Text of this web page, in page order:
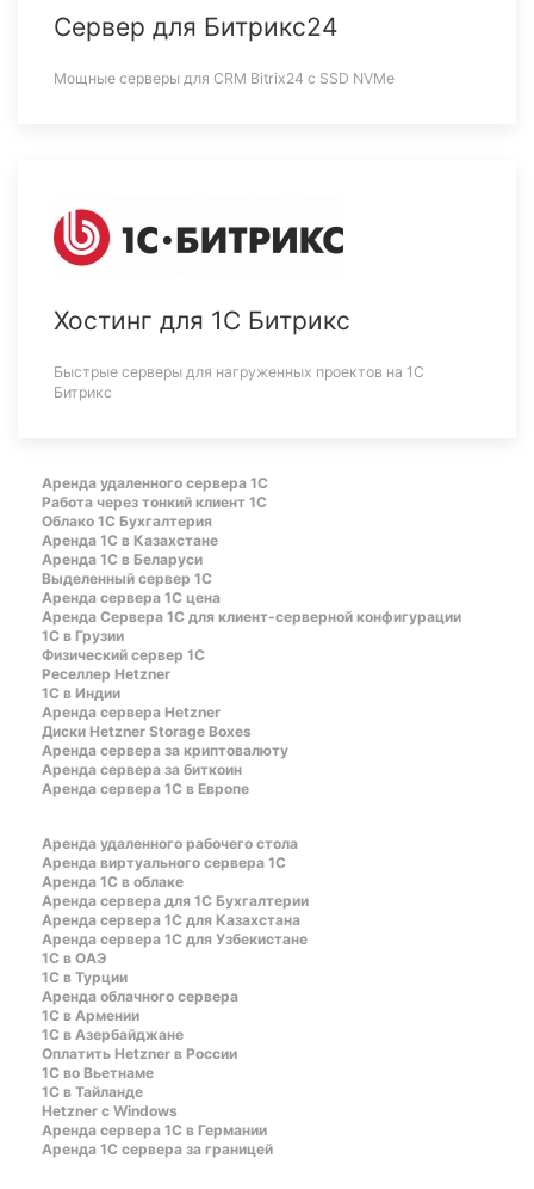
Сервер для Битрикс24
Мощные серверы для CRM Bitrix24 c SSD NVMe
Хостинг для 1С Битрикс
Быстрые серверы для нагруженных проектов на 1С
Битрикс
Аренда удаленного сервера 1С
Работа через тонкий клиент 1С
Облако 1С Бухгалтерия
Аренда 1С в Казахстане
Аренда 1С в Беларуси
Выделенный сервер 1С
Аренда сервера 1С цена
Aренда Сервера 1С для клиент-серверной конфигурации
1С в Грузии
Физический сервер 1С
Реселлер Hetzner
1С в Индии
Аренда сервера Hetzner
Диски Hetzner Storage Boxes
Аренда сервера за криптовалюту
Аренда сервера за биткоин
Аренда сервера 1С в Европе
Аренда удаленного рабочего стола
Аренда виртуального сервера 1С
Аренда 1С в облаке
Аренда сервера для 1С Бухгалтерии
Аренда сервера 1С для Казахстана
Аренда сервера 1С для Узбекистане
1C в ОАЭ
1C в Турции
Аренда облачного сервера
1С в Армении
1С в Азербайджане
Оплатить Hetzner в России
1С во Вьетнаме
1С в Тайланде
Hetzner c Windows
Аренда сервера 1С в Германии
Аренда 1С сервера за границей